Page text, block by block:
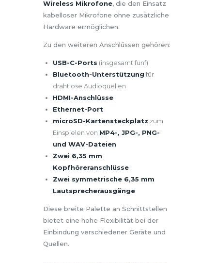
Wireless Mikrofone, die den Einsatz
kabelloser Mikrofone ohne zusätzliche
Hardware ermöglichen.
Zu den weiteren Anschlüssen gehören:
USB-C-Ports (insgesamt fünf)
Bluetooth-Unterstützung für
drahtlose Audioquellen
HDMI-Anschlüsse
Ethernet-Port
microSD-Kartensteckplatz zum
Einspielen von MP4-, JPG-, PNG-
und WAV-Dateien
Zwei 6,35 mm
Kopfhöreranschlüsse
Zwei symmetrische 6,35 mm
Lautsprecherausgänge
Diese breite Palette an Schnittstellen
bietet eine hohe Flexibilität bei der
Einbindung verschiedener Geräte und
Quellen.